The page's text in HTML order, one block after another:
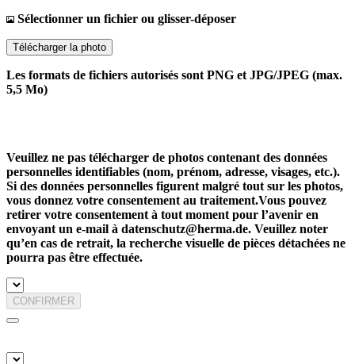
Sélectionner un fichier ou glisser-déposer
Télécharger la photo
Les formats de fichiers autorisés sont PNG et JPG/JPEG (max.
5,5 Mo)
Veuillez ne pas télécharger de photos contenant des données
personnelles identifiables (nom, prénom, adresse, visages, etc.).
Si des données personnelles figurent malgré tout sur les photos,
vous donnez votre consentement au traitement.Vous pouvez
retirer votre consentement à tout moment pour l’avenir en
envoyant un e-mail à datenschutz@herma.de. Veuillez noter
qu’en cas de retrait, la recherche visuelle de pièces détachées ne
pourra pas être effectuée.
CONFIRMER